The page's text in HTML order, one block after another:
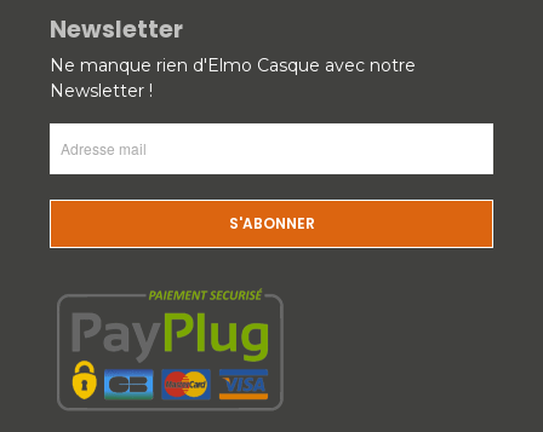
Newsletter
Ne manque rien d'Elmo Casque avec notre
Newsletter !
(Nécessaire)
CAPTCHA